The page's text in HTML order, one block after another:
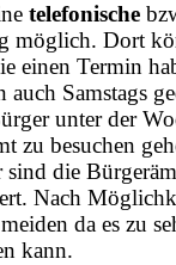
telefonische
möglich. Dort
einen Termin
auch Samstags
unter der
zu besuchen
die
Nach
da es zu
kann.